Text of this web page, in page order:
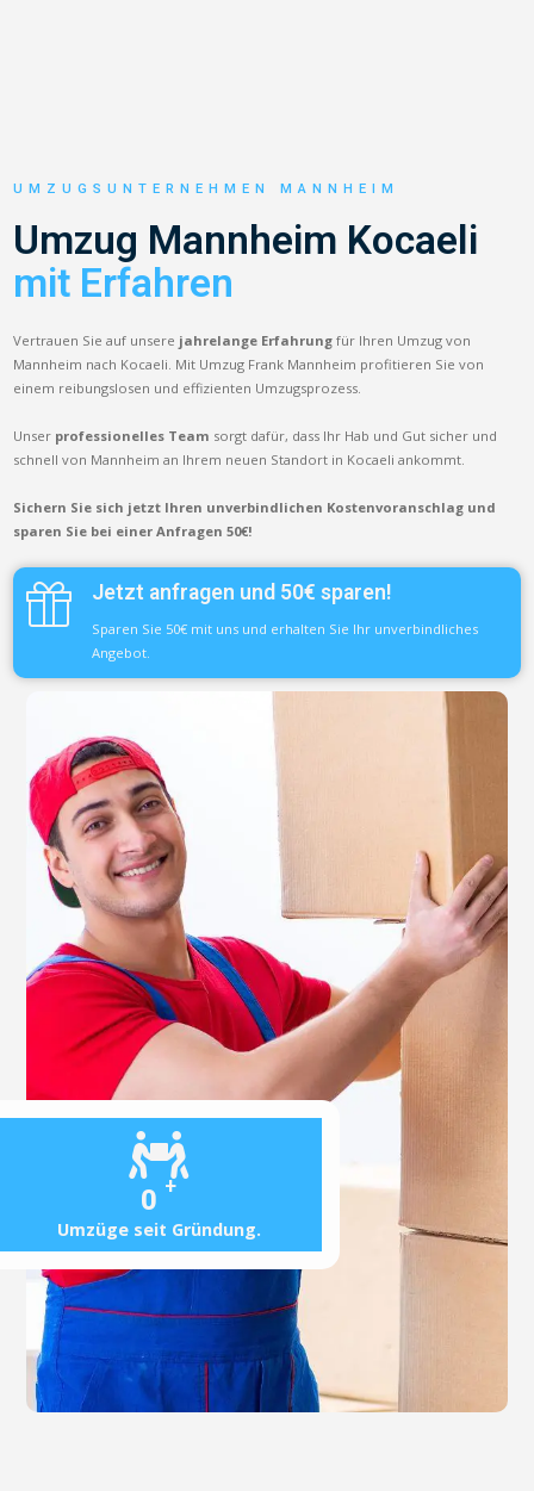
0 +
Umzüge seit Gründung.
UMZUGSUNTERNEHMEN MANNHEIM
Umzug Mannheim Kocaeli
mit Erfahren
Vertrauen Sie auf unsere jahrelange Erfahrung für Ihren Umzug von
Mannheim nach Kocaeli. Mit Umzug Frank Mannheim profitieren Sie von
einem reibungslosen und effizienten Umzugsprozess.
Unser professionelles Team sorgt dafür, dass Ihr Hab und Gut sicher und
schnell von Mannheim an Ihrem neuen Standort in Kocaeli ankommt.
Sichern Sie sich jetzt Ihren unverbindlichen Kostenvoranschlag und
sparen Sie bei einer Anfragen 50€!
Jetzt anfragen und 50€ sparen!
Sparen Sie 50€ mit uns und erhalten Sie Ihr unverbindliches
Angebot.